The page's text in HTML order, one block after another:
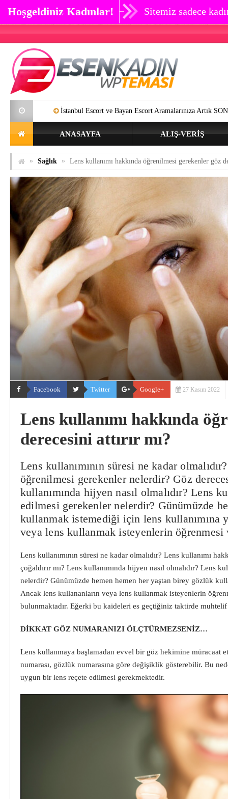
Hoşgeldiniz Kadınlar! Sitemiz sadece
Escort ve Bayan Escort Aramalarınıza Artık SON Verebilirsiniz.
ANASAYFA ALIŞ-VERIŞ
» Sağlık » Lens kullanımı hakkında öğrenilmesi gerekenler göz
Facebook Twitter Google+ 27 Kasım 2022
Lens kullanımı hakkında
derecesini attırır mı?
Lens kullanımının süresi ne kadar
öğrenilmesi gerekenler nelerdir? Göz
kullanımında hijyen nasıl olmalıdır? Lens
edilmesi gerekenler nelerdir? Günümüzde
kullanmak istemediği için lens kullanımına
veya lens kullanmak isteyenlerin
Lens kullanımının süresi ne kadar olmalıdır? Lens kullanımı
çoğaldırır mı? Lens kullanımında hijyen nasıl olmalıdır? Lens
nelerdir? Günümüzde hemen hemen her yaştan birey gözlük
Ancak lens kullananların veya lens kullanmak isteyenlerin
bulunmaktadır. Eğerki bu kaideleri es geçtiğiniz taktirde
DİKKAT GÖZ NUMARANIZI ÖLÇTÜRMEZSENİZ…
Lens kullanmaya başlamadan evvel bir göz hekimine müracaat
numarası, gözlük numarasına göre değişiklik gösterebilir. Bu
uygun bir lens reçete edilmesi gerekmektedir.